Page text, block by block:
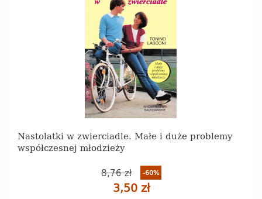
Nastolatki w zwierciadle. Małe i duże problemy
współczesnej młodzieży
8,76 zł -60%
3,50 zł